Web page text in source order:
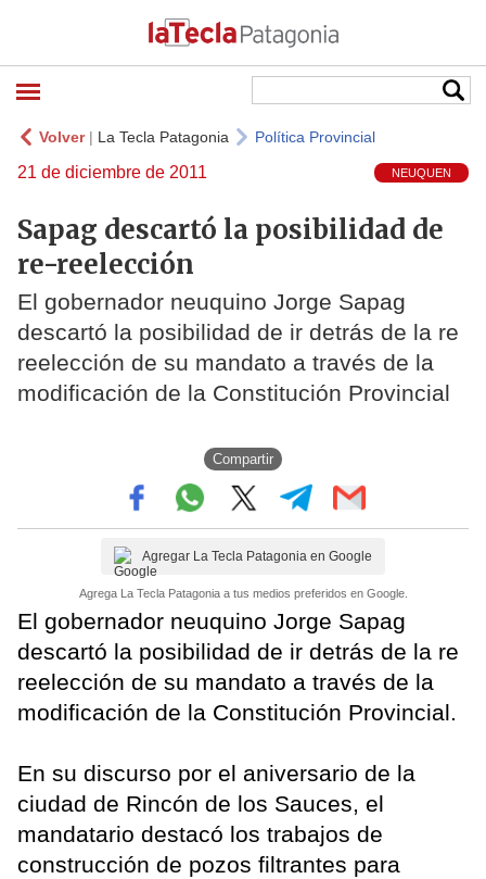
Volver| La Tecla Patagonia Política Provincial
21 de diciembre de 2011 NEUQUEN
Sapag descartó la posibilidad de
re-reelección
El gobernador neuquino Jorge Sapag
descartó la posibilidad de ir detrás de la re
reelección de su mandato a través de la
modificación de la Constitución Provincial
Compartir
Agregar La Tecla Patagonia en Google
Agrega La Tecla Patagonia a tus medios preferidos en Google.
El gobernador neuquino Jorge Sapag
descartó la posibilidad de ir detrás de la re
reelección de su mandato a través de la
modificación de la Constitución Provincial.
En su discurso por el aniversario de la
ciudad de Rincón de los Sauces, el
mandatario destacó los trabajos de
construcción de pozos filtrantes para